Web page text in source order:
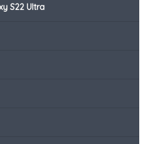
S22 Ultra